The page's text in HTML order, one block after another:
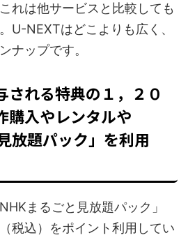
れは他サービスと比較しても
U-NEXTはどこよりも広く、
ナップです。
される特典の１，２０
購入やレンタルや
放題パック」を利用
まるごと見放題パック」
税込）をポイント利用してい